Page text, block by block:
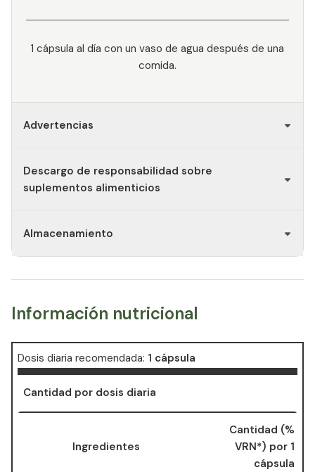
1 cápsula al día con un vaso de agua después de una
comida.
Advertencias
Descargo de responsabilidad sobre
suplementos alimenticios
Almacenamiento
Información nutricional
Dosis diaria recomendada: 1 cápsula
Cantidad por dosis diaria
Ingredientes
Cantidad (%
VRN*) por 1
cápsula